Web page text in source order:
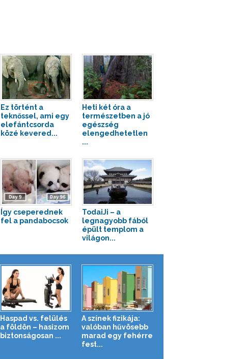
Ez történt a
teknőssel, ami egy
elefántcsorda
közé kevered...
Heti két óra a
természetben a jó
egészség
elengedhetetlen
...
Így cseperednek
fel a pandabocsok
TodaiJi – a
legnagyobb fából
épült templom a
világon...
Haspad vs. felülés
a földön – hasizom
biztonságosan ...
A színek fizikája:
valóban hűvösebb
marad egy fehérre
fest...